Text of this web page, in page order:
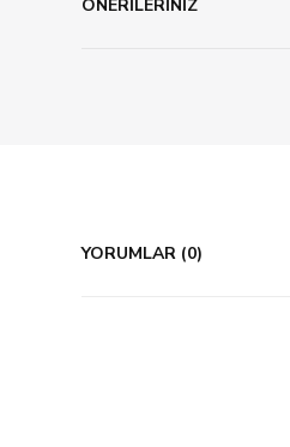
ÖNERİLERİNİZ
YORUMLAR (0)